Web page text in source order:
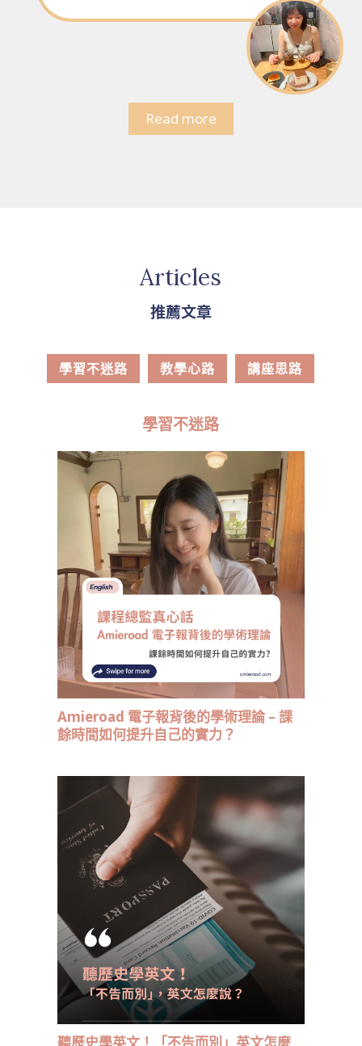
Read more
Articles
推薦文章
學習不迷路 教學心路 講座思路
學習不迷路
Amieroad 電子報背後的學術理論 – 課
餘時間如何提升自己的實力？